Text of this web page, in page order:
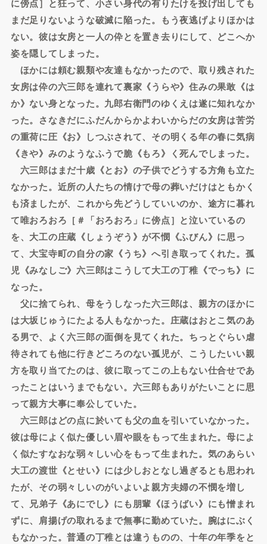
に傍点］と狂って、小さい身代の有りたけを投げ出しても
まだ足りないような破滅に陥った。もう夜逃げよりほかは
ない。彼は女房と一人の伜とを置き去りにして、どこへか
姿を隠してしまった。
ほかには頼む親類や友達もなかったので、取り残された
女房は伜の六三郎を連れて裏家《うらや》住みの果敢《は
か》ない身となった。九郎右衛門のゆくえは遂に知れなか
った。さなきだにふだんからかよわいからだの女房は苦労
の重荷に圧《お》しつぶされて、その明くる年の春に気病
《きや》みのようなふうで脆《もろ》く死んでしまった。
六三郎はまだ十歳《とお》の子供でどうする方角も立た
なかった。近所の人たちの情けで母の葬いだけはともかく
も済ましたが、これから先どうしていいのか、途方に暮れ
て唯おろおろ［＃「おろおろ」に傍点］と泣いているの
を、大工の庄蔵《しょうぞう》が不憫《ふびん》に思っ
て、大宝寺町の自分の家《うち》へ引き取ってくれた。孤
児《みなしご》六三郎はこうして大工の丁稚《でっち》に
なった。
父に捨てられ、母をうしなった六三郎は、親方のほかに
は大坂じゅうにたよる人もなかった。庄蔵はおとこ気のあ
る男で、よく六三郎の面倒を見てくれた。ちっとぐらい虐
待されても他に行きどころのない孤児が、こうしたいい親
方を取り当てたのは、彼に取ってこの上もない仕合せであ
ったことはいうまでもない。六三郎もありがたいことに思
って親方大事に奉公していた。
六三郎はどの点に於いても父の血を引いていなかった。
彼は母によく似た優しい眉や眼をもって生まれた。母によ
く似たすなおな弱々しい心をもって生まれた。気のあらい
大工の渡世《とせい》には少しおとなし過ぎるとも思われ
たが、その弱々しいのがいよいよ親方夫婦の不憫を増し
て、兄弟子《あにでし》にも朋輩《ほうばい》にも憎まれ
ずに、肩揚げの取れるまで無事に勤めていた。腕はにぶく
もなかった。普通の丁稚とは違うものの、十年の年季をと